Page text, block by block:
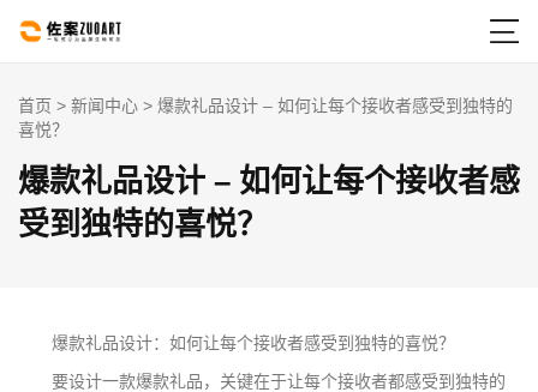

首页 > 新闻中心 > 爆款礼品设计 – 如何让每个接收者感受到独特的
喜悦？
爆款礼品设计 – 如何让每个接收者感
受到独特的喜悦？
爆款礼品设计：如何让每个接收者感受到独特的喜悦？
要设计一款爆款礼品，关键在于让每个接收者都感受到独特的